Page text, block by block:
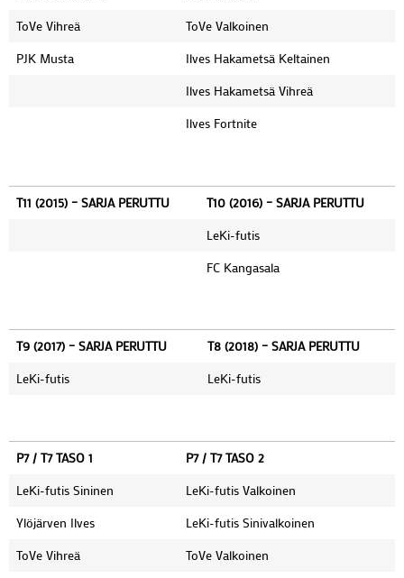
ToVe Vihreä
ToVe Valkoinen
PJK Musta
Ilves Hakametsä Keltainen
Ilves Hakametsä Vihreä
Ilves Fortnite
T11 (2015) – SARJA PERUTTU
T10 (2016) – SARJA PERUTTU
LeKi-futis
FC Kangasala
T9 (2017) – SARJA PERUTTU
T8 (2018) – SARJA PERUTTU
LeKi-futis
LeKi-futis
P7 / T7 TASO 1
P7 / T7 TASO 2
LeKi-futis Sininen
LeKi-futis Valkoinen
Ylöjärven Ilves
LeKi-futis Sinivalkoinen
ToVe Vihreä
ToVe Valkoinen